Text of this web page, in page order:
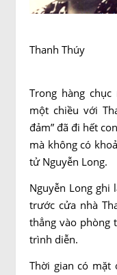
Đạo
Thanh Thúy
Trong hàng
một chiều với
đảm” đã đi hết
mà không có
tử Nguyễn Long.
Nguyễn Long ghi
trước cửa nhà
thẳng vào phòng
trình diễn.
Thời gian có mặt